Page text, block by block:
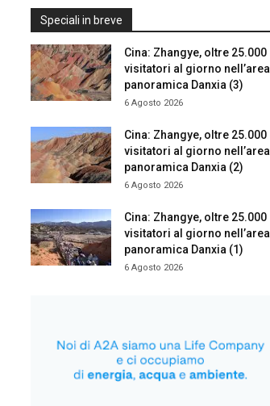
Speciali in breve
Cina: Zhangye, oltre 25.000
visitatori al giorno nell’area
panoramica Danxia (3)
6 Agosto 2026
Cina: Zhangye, oltre 25.000
visitatori al giorno nell’area
panoramica Danxia (2)
6 Agosto 2026
Cina: Zhangye, oltre 25.000
visitatori al giorno nell’area
panoramica Danxia (1)
6 Agosto 2026